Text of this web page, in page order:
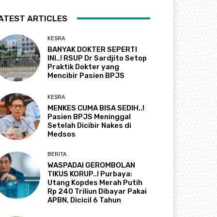
ARTICLES
KESRA
BANYAK DOKTER SEPERTI
INI..! RSUP Dr Sardjito Setop
Praktik Dokter yang
Mencibir Pasien BPJS
KESRA
MENKES CUMA BISA SEDIH..!
Pasien BPJS Meninggal
Setelah Dicibir Nakes di
Medsos
BERITA
WASPADAI GEROMBOLAN
TIKUS KORUP..! Purbaya:
Utang Kopdes Merah Putih
Rp 240 Triliun Dibayar Pakai
APBN, Dicicil 6 Tahun